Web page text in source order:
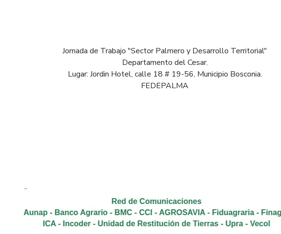
Jornada de Trabajo "Sector Palmero y Desarrollo Territorial"
Departamento del Cesar.
Lugar: Jordin Hotel, calle 18 # 19-56, Municipio Bosconia.
FEDEPALMA